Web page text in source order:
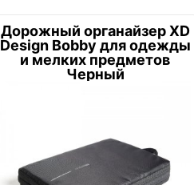
Дорожный органайзер XD
Design Bobby для одежды
и мелких предметов
Черный